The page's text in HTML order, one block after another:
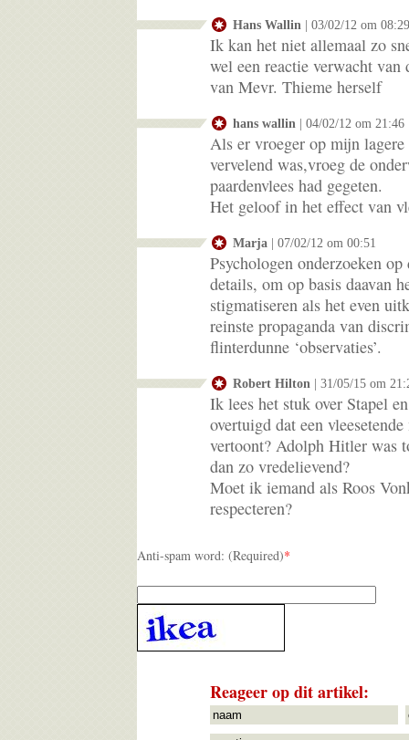
Hans Wallin | 03/02/12 om 08:29
Ik kan het niet allemaal zo
wel een reactie verwacht van
van Mevr. Thieme herself
hans wallin | 04/02/12 om 21:46
Als er vroeger op mijn
vervelend was,vroeg de
paardenvlees had gegeten.
Het geloof in het effect van
Marja | 07/02/12 om 00:51
Psychologen onderzoeken
details, om op basis daavan
stigmatiseren als het even
reinste propaganda van
flinterdunne ‘observaties’.
Robert Hilton | 31/05/15 om
Ik lees het stuk over Stapel
overtuigd dat een
vertoont? Adolph Hitler was
dan zo vredelievend?
Moet ik iemand als Roos
respecteren?
Anti-spam word: (Required)*
Reageer op dit artikel: